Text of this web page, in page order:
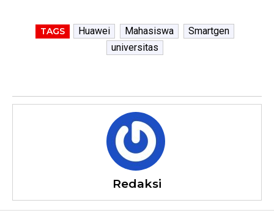
TAGS Huawei Mahasiswa
Smartgen
universitas
Redaksi